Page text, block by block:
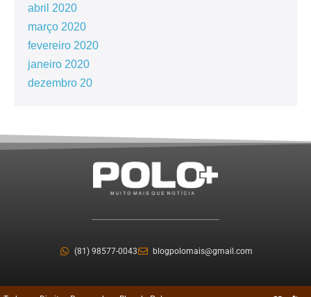
abril 2020
março 2020
fevereiro 2020
janeiro 2020
dezembro 20
(81) 98577-0043 blogpolomais@gmail.com